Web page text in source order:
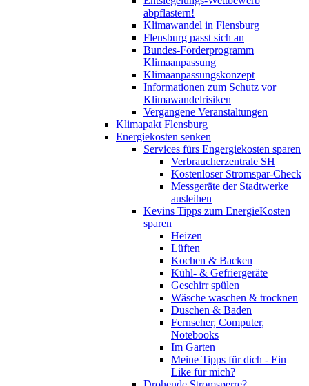
abpflastern!
Klimawandel in Flensburg
Flensburg passt sich an
Bundes-Förderprogramm
Klimaanpassung
Klimaanpassungskonzept
Informationen zum Schutz vor
Klimawandelrisiken
Vergangene Veranstaltungen
Klimapakt Flensburg
Energiekosten senken
Services fürs Engergiekosten sparen
Verbraucherzentrale SH
Kostenloser Stromspar-Check
Messgeräte der Stadtwerke
ausleihen
Kevins Tipps zum EnergieKosten
sparen
Heizen
Lüften
Kochen & Backen
Kühl- & Gefriergeräte
Geschirr spülen
Wäsche waschen & trocknen
Duschen & Baden
Fernseher, Computer,
Notebooks
Im Garten
Meine Tipps für dich - Ein
Like für mich?